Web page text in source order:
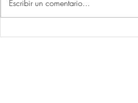
Escribir un comentario...